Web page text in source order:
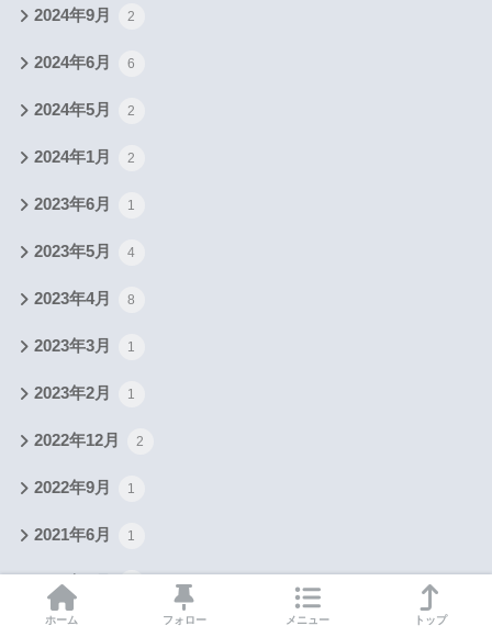
2024年9月 2
2024年6月 6
2024年5月 2
2024年1月 2
2023年6月 1
2023年5月 4
2023年4月 8
2023年3月 1
2023年2月 1
2022年12月 2
2022年9月 1
2021年6月 1
2021年3月
2021年2月
ホーム フォロー メニュー トップ